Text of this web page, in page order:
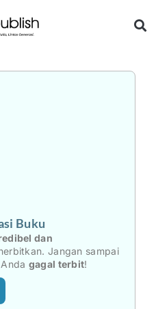
Buku
dan
Jangan sampai
gagal terbit!